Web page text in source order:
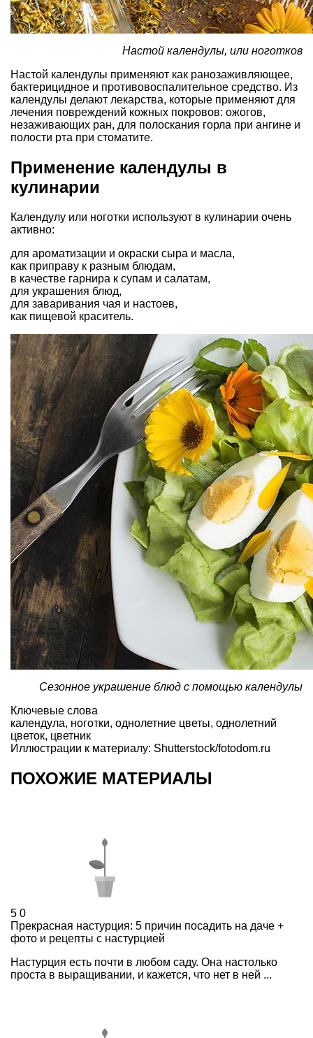
Настой календулы, или ноготков
Настой календулы применяют как ранозаживляющее,
бактерицидное и противовоспалительное средство. Из
календулы делают лекарства, которые применяют для
лечения повреждений кожных покровов: ожогов,
незаживающих ран, для полоскания горла при ангине и
полости рта при стоматите.
Применение календулы в
кулинарии
Календулу или ноготки используют в кулинарии очень
активно:
для ароматизации и окраски сыра и масла,
как приправу к разным блюдам,
в качестве гарнира к супам и салатам,
для украшения блюд,
для заваривания чая и настоев,
как пищевой краситель.
Сезонное украшение блюд с помощью календулы
Ключевые слова
календула, ноготки, однолетние цветы, однолетний
цветок, цветник
Иллюстрации к материалу: Shutterstock/fotodom.ru
ПОХОЖИЕ МАТЕРИАЛЫ
5 0
Прекрасная настурция: 5 причин посадить на даче +
фото и рецепты с настурцией
Настурция есть почти в любом саду. Она настолько
проста в выращивании, и кажется, что нет в ней ...